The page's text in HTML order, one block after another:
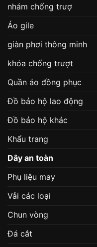
nhám chống trượ
Áo gile
giàn phơi thông minh
khóa chống trượt
Quần áo đồng phục
Đồ bảo hộ lao động
Đồ bảo hộ khác
Khẩu trang
Dây an toàn
Phụ liệu may
Vải các loại
Chun vòng
Đá cắt